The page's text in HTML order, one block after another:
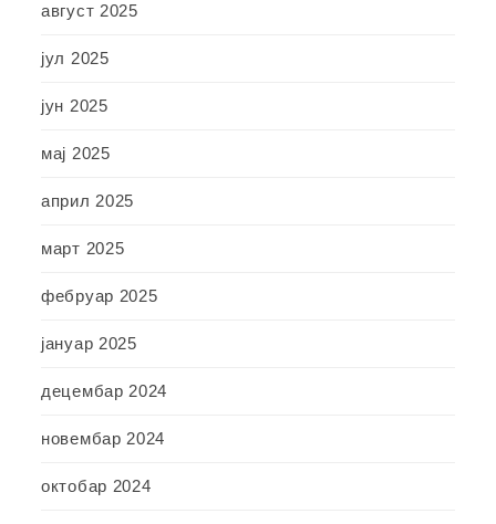
август 2025
јул 2025
јун 2025
мај 2025
април 2025
март 2025
фебруар 2025
јануар 2025
децембар 2024
новембар 2024
октобар 2024